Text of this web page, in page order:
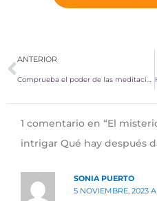
Ant
ANTERIOR
Comprueba el poder de las meditaciones guiadas
1 comentario en “El
intrigar Qué hay después
SONIA PUERTO
5 NOVIEMBRE, 2023